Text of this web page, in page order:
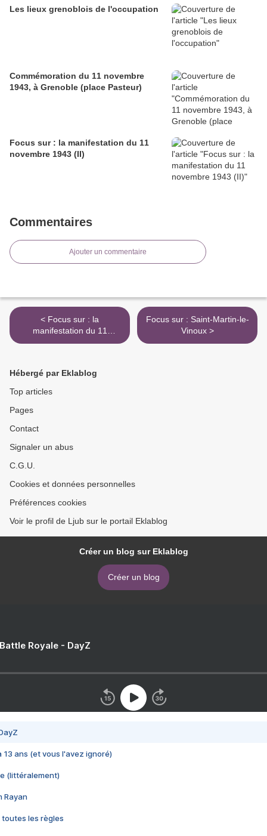
Les lieux grenoblois de l'occupation
Commémoration du 11 novembre
1943, à Grenoble (place Pasteur)
Focus sur : la manifestation du 11
novembre 1943 (II)
Commentaires
Ajouter un commentaire
< Focus sur : la
manifestation du 11
novembre 1943 (II)
Focus sur : Saint-Martin-le-
Vinoux >
Hébergé par Eklablog
Top articles
Pages
Contact
Signaler un abus
C.G.U.
Cookies et données personnelles
Préférences cookies
Voir le profil de Ljub sur le portail Eklablog
Créer un blog sur Eklablog
Créer un blog
Royale - DayZ
13 ans (et vous l'avez ignoré)
(littéralement)
Rayan
toutes les règles